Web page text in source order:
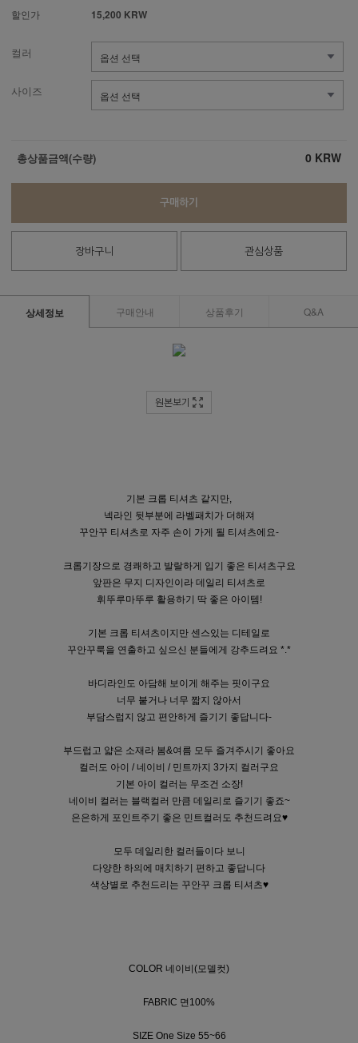
할인가
15,200 KRW
컬러
사이즈
총상품금액(수량) 0 KRW
구매하기
장바구니 관심상품
상세정보 구매안내 상품후기 Q&A
원본보기
기본 크롭 티셔츠 같지만,
넥라인 뒷부분에 라벨패치가 더해져
꾸안꾸 티셔츠로 자주 손이 가게 될 티셔츠에요-
크롭기장으로 경쾌하고 발랄하게 입기 좋은 티셔츠구요
앞판은 무지 디자인이라 데일리 티셔츠로
휘뚜루마뚜루 활용하기 딱 좋은 아이템!
기본 크롭 티셔츠이지만 센스있는 디테일로
꾸안꾸룩을 연출하고 싶으신 분들에게 강추드려요 *.*
바디라인도 아담해 보이게 해주는 핏이구요
너무 붙거나 너무 짧지 않아서
부담스럽지 않고 편안하게 즐기기 좋답니다-
부드럽고 얇은 소재라 봄&여름 모두 즐겨주시기 좋아요
컬러도 아이 / 네이비 / 민트까지 3가지 컬러구요
기본 아이 컬러는 무조건 소장!
네이비 컬러는 블랙컬러 만큼 데일리로 즐기기 좋죠~
은은하게 포인트주기 좋은 민트컬러도 추천드려요♥
모두 데일리한 컬러들이다 보니
다양한 하의에 매치하기 편하고 좋답니다
색상별로 추천드리는 꾸안꾸 크롭 티셔츠♥
COLOR 네이비(모델컷)
FABRIC 면100%
SIZE One Size 55~66